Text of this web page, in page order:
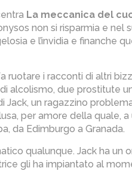
La meccanica del
non si risparmia e nel
e l’invidia e finanche
ruotare i racconti di altri
alcolismo, due prostitute
Jack, un ragazzino
per amore della quale,
da Edimburgo a Granada.
qualunque. Jack ha un
gli ha impiantato al